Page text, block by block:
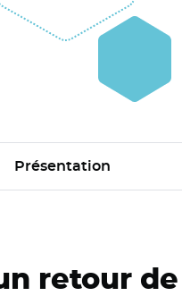
Présentation
retour